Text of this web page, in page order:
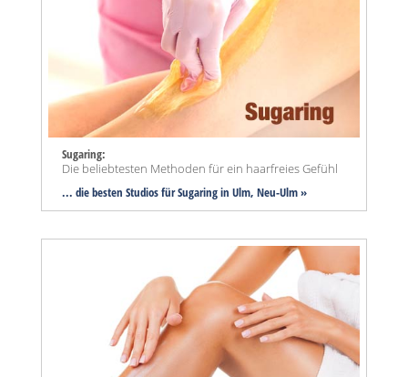
Sugaring:
Die beliebtesten Methoden für ein haarfreies Gefühl
... die besten Studios für Sugaring in Ulm, Neu-Ulm »